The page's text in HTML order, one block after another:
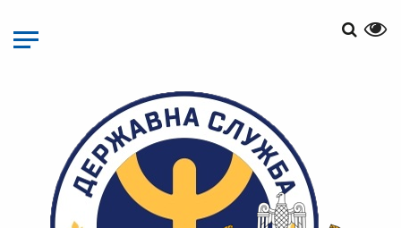
основного
матеріалу